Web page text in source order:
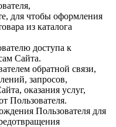
для чтобы оформления
из каталога
доступа к
Сайта.
обратной связи,
запросов,
оказания услуг,
Пользователя.
Пользователя для